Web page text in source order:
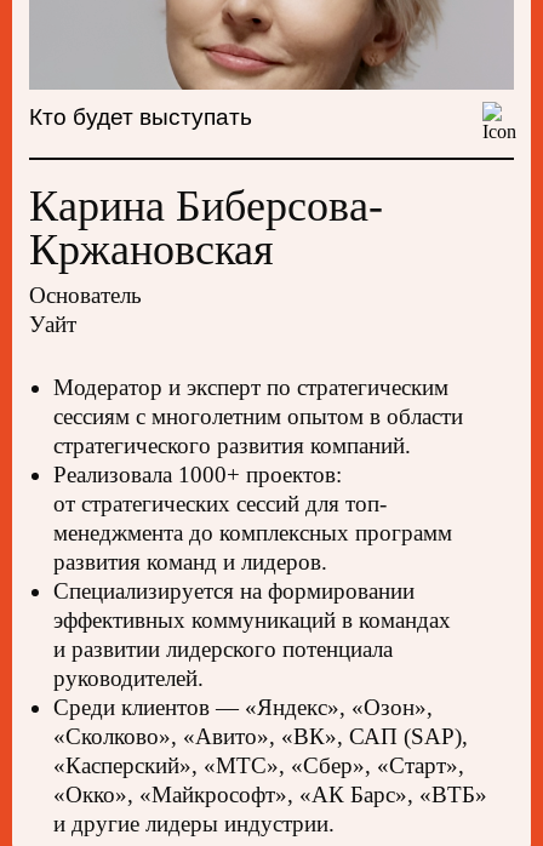
Кто будет выступать
Карина Биберсова-
Кржановская
Основатель
Уайт
Модератор и эксперт по стратегическим
сессиям с многолетним опытом в области
стратегического развития компаний.
Реализовала 1000+ проектов:
от стратегических сессий для топ-
менеджмента до комплексных программ
развития команд и лидеров.
Специализируется на формировании
эффективных коммуникаций в командах
и развитии лидерского потенциала
руководителей.
Среди клиентов — «Яндекс», «Озон»,
«Сколково», «Авито», «ВК», САП (SAP),
«Касперский», «МТС», «Сбер», «Старт»,
«Окко», «Майкрософт», «АК Барс», «ВТБ»
и другие лидеры индустрии.
Расписание
конференции
Смотреть расписание
Доклады и мастер-классы
пройдут параллельно в пяти
залах. Мы проводим
премодерацию каждого
выступления, чтобы отжать воду
и оставить только полезные
занять лучшие места,
и оставайтесь после, чтобы
пообщаться со спикером.
Билеты
на конференцию
В эфире